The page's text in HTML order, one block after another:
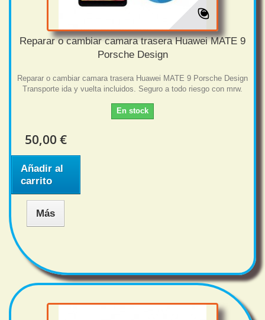
Reparar o cambiar camara trasera Huawei MATE 9
Porsche Design
Reparar o cambiar camara trasera Huawei MATE 9 Porsche Design
Transporte ida y vuelta incluidos. Seguro a todo riesgo con mrw.
En stock
50,00 €
Añadir al
carrito
Más